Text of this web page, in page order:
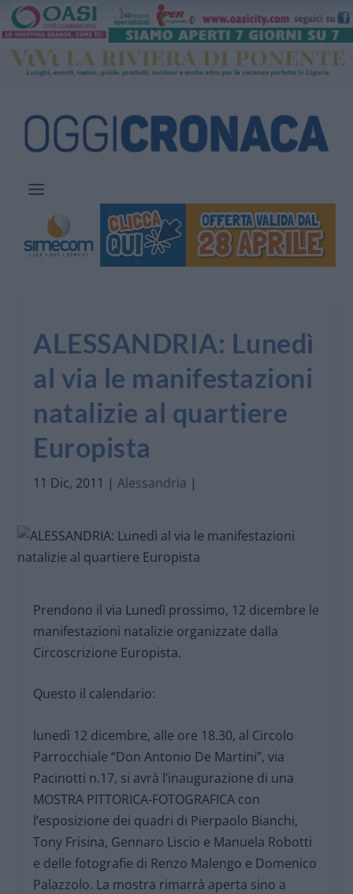
ALESSANDRIA: Lunedì
al via le manifestazioni
natalizie al quartiere
Europista
11 Dic, 2011 |Alessandria |
Prendono il via Lunedì prossimo, 12 dicembre le
manifestazioni natalizie organizzate dalla
Circoscrizione Europista.
Questo il calendario:
lunedì 12 dicembre, alle ore 18.30, al Circolo
Parrocchiale “Don Antonio De Martini”, via
Pacinotti n.17, si avrà l’inaugurazione di una
MOSTRA PITTORICA-FOTOGRAFICA con
l’esposizione dei quadri di Pierpaolo Bianchi,
Tony Frisina, Gennaro Liscio e Manuela Robotti
e delle fotografie di Renzo Malengo e Domenico
Palazzolo. La mostra rimarrà aperta sino a